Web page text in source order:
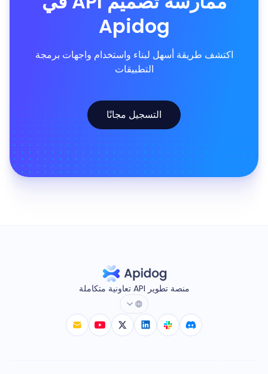
Apidog
اكتشف طريقة أسهل لبناء واستخدام واجهات برمجة
التطبيقات
التسجيل مجانًا
منصة تطوير API تعاونية متكاملة